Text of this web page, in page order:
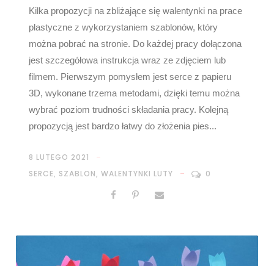
Kilka propozycji na zbliżające się walentynki na prace
plastyczne z wykorzystaniem szablonów, który
można pobrać na stronie. Do każdej pracy dołączona
jest szczegółowa instrukcja wraz ze zdjęciem lub
filmem. Pierwszym pomysłem jest serce z papieru
3D, wykonane trzema metodami, dzięki temu można
wybrać poziom trudności składania pracy. Kolejną
propozycją jest bardzo łatwy do złożenia pies...
8 LUTEGO 2021
SERCE, SZABLON, WALENTYNKI LUTY 0